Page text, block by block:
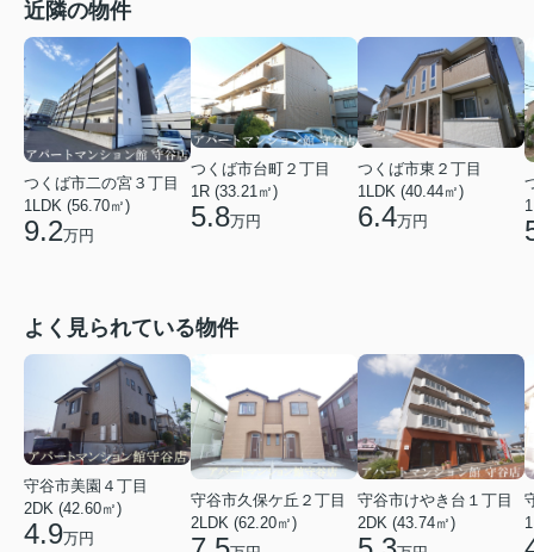
近隣の物件
つくば市二の宮３丁目
1LDK (56.70㎡)
9.2万円
つくば市台町２丁目
1R (33.21㎡)
5.8万円
つくば市東２丁目
1LDK (40.44㎡)
6.4万円
よく見られている物件
守谷市美園４丁目
2DK (42.60㎡)
4.9万円
守谷市久保ケ丘２丁目
2LDK (62.20㎡)
守谷市けやき台１丁目
2DK (43.74㎡)